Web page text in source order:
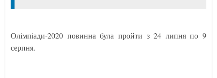
Олімпіади-2020 повинна була пройти з 24 липня по 9
серпня.